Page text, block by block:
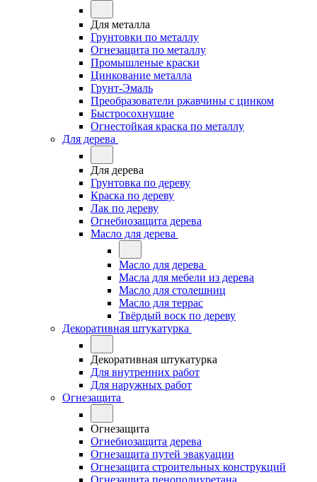
Для металла
Грунтовки по металлу
Огнезащита по металлу
Промышленые краски
Цинкование металла
Грунт-Эмаль
Преобразователи ржавчины с цинком
Быстросохнущие
Огнестойкая краска по металлу
Для дерева
Для дерева
Грунтовка по дереву
Краска по дереву
Лак по дереву
Огнебиозащита дерева
Масло для дерева
Масло для дерева
Масла для мебели из дерева
Масло для столешниц
Масло для террас
Твёрдый воск по дереву
Декоративная штукатурка
Декоративная штукатурка
Для внутренних работ
Для наружных работ
Огнезащита
Огнезащита
Огнебиозащита дерева
Огнезащита путей эвакуации
Огнезащита строительных конструкций
Огнезащита пенополиуретана